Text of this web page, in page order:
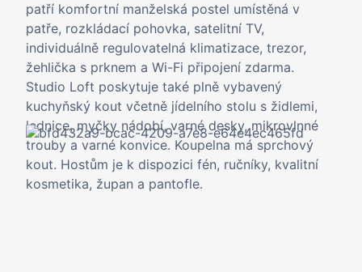
patří komfortní manželská postel umístěná v
patře, rozkládací pohovka, satelitní TV,
individuálně regulovatelná klimatizace, trezor,
žehlička s prknem a Wi-Fi připojení zdarma.
Studio Loft poskytuje také plně vybavený
kuchyňský kout včetně jídelního stolu s židlemi,
lednice, myčky nádobí, varné desky, mikrovlnné
trouby a varné konvice. Koupelna má sprchový
kout. Hostům je k dispozici fén, ručníky, kvalitní
kosmetika, župan a pantofle.